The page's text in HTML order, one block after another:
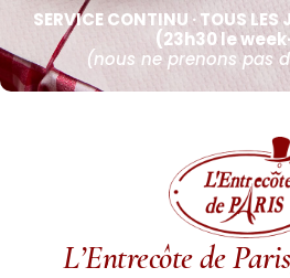
SERVICE CONTINU · TOUS
(23h30 le
(nous ne prenons pas
L’Entrecôte de